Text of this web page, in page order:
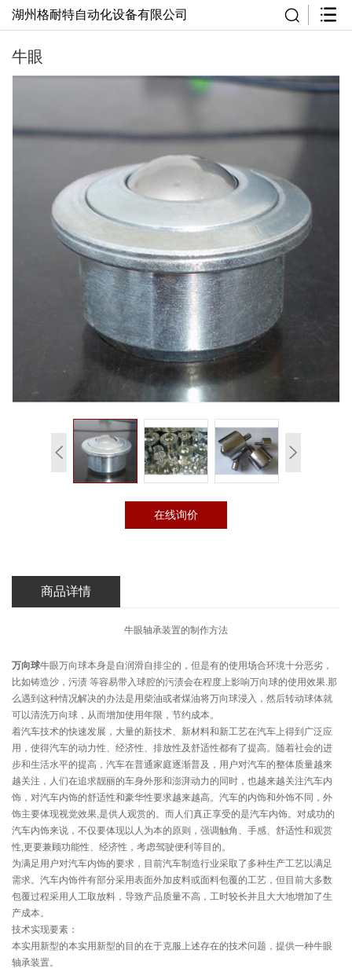
湖州格耐特自动化设备有限公司
牛眼
在线询价
商品详情
牛眼轴承装置的制作方法
万向球牛眼万向球本身是自润滑自排尘的，但是有的使用场合环境十分恶劣，
比如铸造沙，污渍 等容易带入球腔的污渍会在程度上影响万向球的使用效果.那
么遇到这种情况解决的办法是用柴油或者煤油将万向球浸入，然后转动球体就
可以清洗万向球，从而增加使用年限，节约成本。
着汽车技术的快速发展，大量的新技术、新材料和新工艺在汽车上得到广泛应
用，使得汽车的动力性、经济性、排放性及舒适性都有了提高。随着社会的进
步和生活水平的提高，汽车在普通家庭逐渐普及，用户对汽车的整体质量越来
越关注，人们在追求靓丽的车身外形和澎湃动力的同时，也越来越关注汽车内
饰，对汽车内饰的舒适性和豪华性要求越来越高。汽车的内饰和外饰不同，外
饰主要体现视觉效果,是供人观赏的。而人们真正享受的是汽车内饰。对成功的
汽车内饰来说，不仅要体现以人为本的原则，强调触角、手感、舒适性和观赏
性,更要兼顾功能性、经济性，考虑驾驶便利等目的。
为满足用户对汽车内饰的要求，目前汽车制造行业采取了多种生产工艺以满足
需求。汽车内饰件有部分采用表面外加皮料或面料包覆的工艺，但目前大多数
包覆过程采用人工取放料，导致产品质量不高，工时较长并且大大地增加了生
产成本。
技术实现要素：
本实用新型的本实用新型的目的在于克服上述存在的技术问题，提供一种牛眼
轴承装置。